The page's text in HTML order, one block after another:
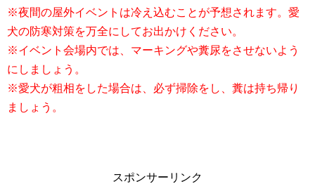
※夜間の屋外イベントは冷え込むことが予想されます。愛
犬の防寒対策を万全にしてお出かけください。
※イベント会場内では、マーキングや糞尿をさせないよう
にしましょう。
※愛犬が粗相をした場合は、必ず掃除をし、糞は持ち帰り
ましょう。
スポンサーリンク